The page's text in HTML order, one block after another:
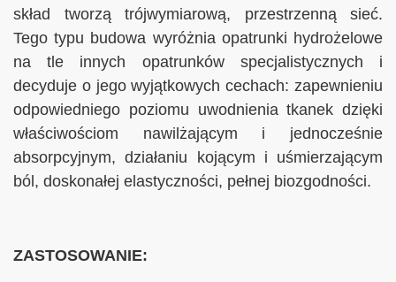
skład tworzą trójwymiarową, przestrzenną sieć.
Tego typu budowa wyróżnia opatrunki hydrożelowe
na tle innych opatrunków specjalistycznych i
decyduje o jego wyjątkowych cechach: zapewnieniu
odpowiedniego poziomu uwodnienia tkanek dzięki
właściwościom nawilżającym i jednocześnie
absorpcyjnym, działaniu kojącym i uśmierzającym
ból, doskonałej elastyczności, pełnej biozgodności.
ZASTOSOWANIE: